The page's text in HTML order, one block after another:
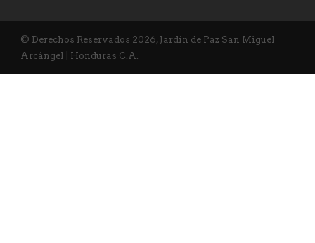
© Derechos Reservados 2026, Jardín de Paz San Miguel
Arcángel | Honduras C.A.